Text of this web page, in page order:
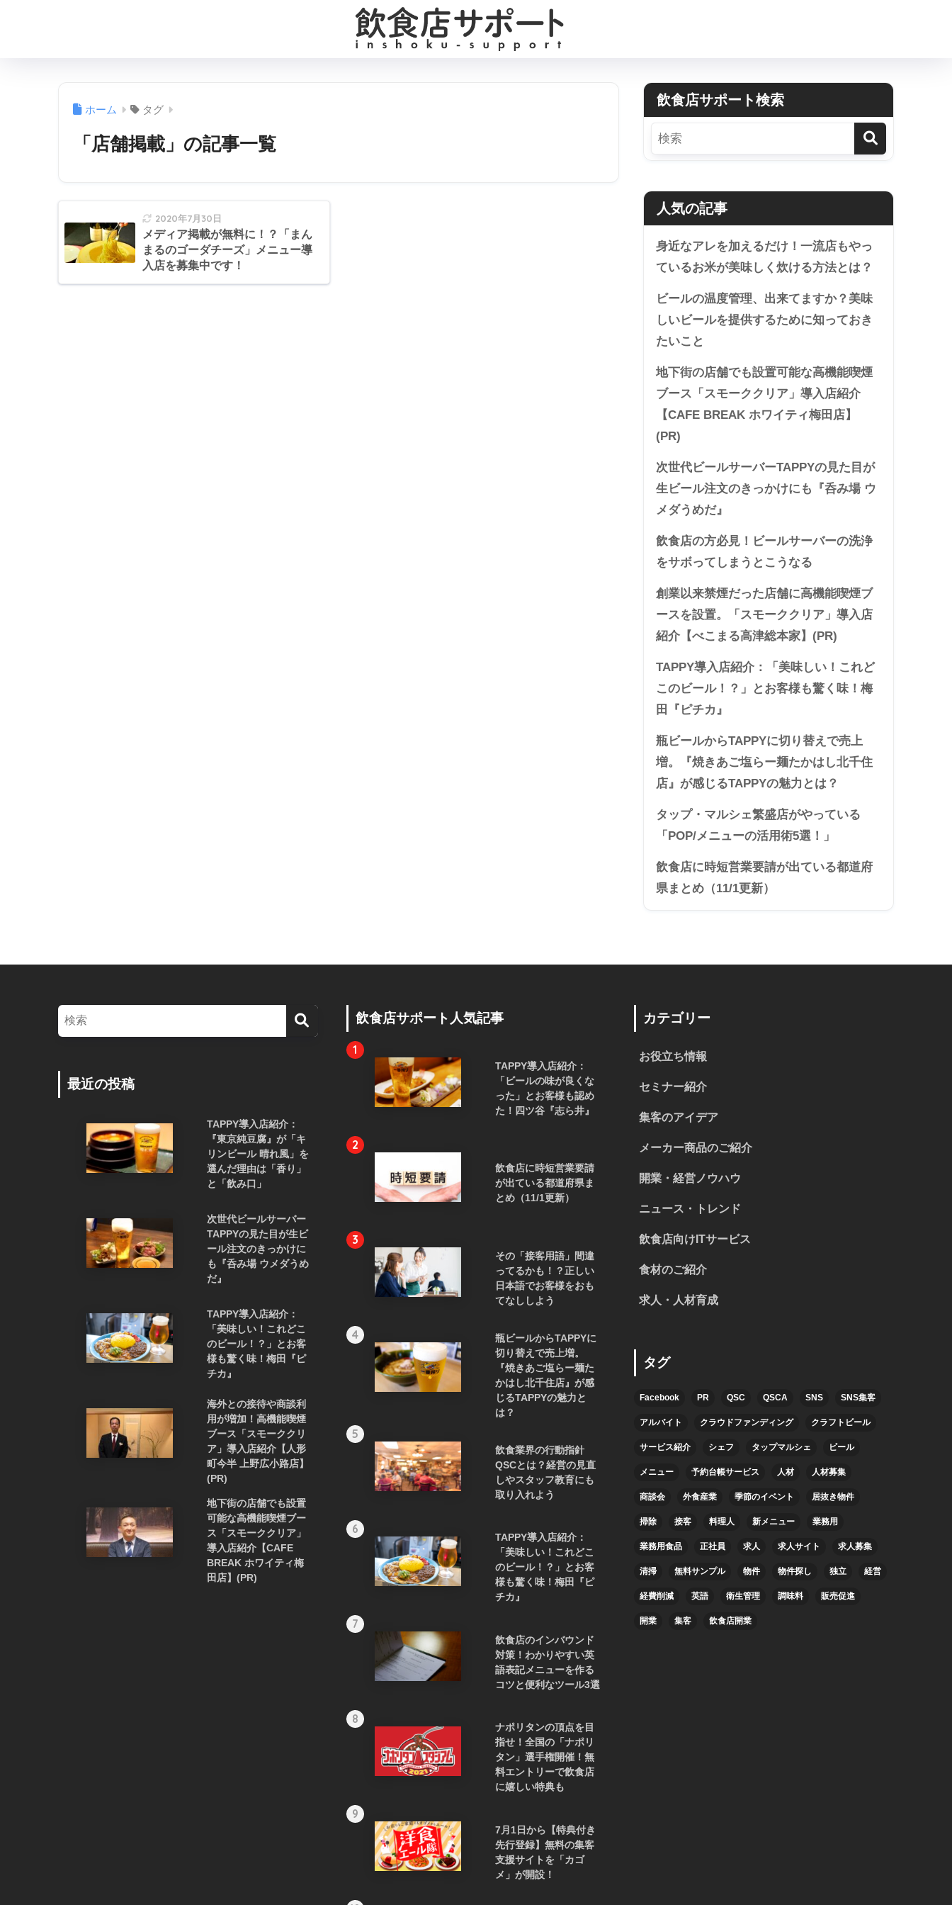
ホーム タグ
「店舗掲載」の記事一覧
2020年7月30日
メディア掲載が無料に！？「まん
まるのゴーダチーズ」メニュー導
入店を募集中です！
飲食店サポート検索
人気の記事
身近なアレを加えるだけ！一流店もやっ
ているお米が美味しく炊ける方法とは？
ビールの温度管理、出来てますか？美味
しいビールを提供するために知っておき
たいこと
地下街の店舗でも設置可能な高機能喫煙
ブース「スモーククリア」導入店紹介
【CAFE BREAK ホワイティ梅田店】
(PR)
次世代ビールサーバーTAPPYの見た目が
生ビール注文のきっかけにも『呑み場 ウ
メダうめだ』
飲食店の方必見！ビールサーバーの洗浄
をサボってしまうとこうなる
創業以来禁煙だった店舗に高機能喫煙ブ
ースを設置。「スモーククリア」導入店
紹介【べこまる高津総本家】(PR)
TAPPY導入店紹介：「美味しい！これど
このビール！？」とお客様も驚く味！梅
田『ピチカ』
瓶ビールからTAPPYに切り替えで売上
増。『焼きあご塩らー麺たかはし北千住
店』が感じるTAPPYの魅力とは？
タップ・マルシェ繁盛店がやっている
「POP/メニューの活用術5選！」
飲食店に時短営業要請が出ている都道府
県まとめ（11/1更新）
最近の投稿
TAPPY導入店紹介：
『東京純豆腐』が「キ
リンビール 晴れ風」を
選んだ理由は「香り」
と「飲み口」
次世代ビールサーバー
TAPPYの見た目が生ビ
ール注文のきっかけに
も『呑み場 ウメダうめ
だ』
TAPPY導入店紹介：
「美味しい！これどこ
のビール！？」とお客
様も驚く味！梅田『ピ
チカ』
海外との接待や商談利
用が増加！高機能喫煙
ブース「スモーククリ
ア」導入店紹介【人形
町今半 上野広小路店】
(PR)
地下街の店舗でも設置
可能な高機能喫煙ブー
ス「スモーククリア」
導入店紹介【CAFE
BREAK ホワイティ梅
田店】(PR)
飲食店サポート人気記事
1
TAPPY導入店紹介：
「ビールの味が良くな
った」とお客様も認め
た！四ツ谷『志ら井』
2
飲食店に時短営業要請
が出ている都道府県ま
とめ（11/1更新）
3
その「接客用語」間違
ってるかも！？正しい
日本語でお客様をおも
てなししよう
4
瓶ビールからTAPPYに
切り替えで売上増。
『焼きあご塩らー麺た
かはし北千住店』が感
じるTAPPYの魅力と
は？
5
飲食業界の行動指針
QSCとは？経営の見直
しやスタッフ教育にも
取り入れよう
6
TAPPY導入店紹介：
「美味しい！これどこ
のビール！？」とお客
様も驚く味！梅田『ピ
チカ』
7
飲食店のインバウンド
対策！わかりやすい英
語表記メニューを作る
コツと便利なツール3選
8
ナポリタンの頂点を目
指せ！全国の「ナポリ
タン」選手権開催！無
料エントリーで飲食店
に嬉しい特典も
9
7月1日から【特典付き
先行登録】無料の集客
支援サイトを「カゴ
メ」が開設！
カテゴリー
お役立ち情報
セミナー紹介
集客のアイデア
メーカー商品のご紹介
開業・経営ノウハウ
ニュース・トレンド
飲食店向けITサービス
食材のご紹介
求人・人材育成
タグ
Facebook PR QSC QSCA SNS SNS集客
アルバイト クラウドファンディング クラフトビール
サービス紹介 シェフ タップマルシェ ビール
メニュー 予約台帳サービス 人材 人材募集
商談会 外食産業 季節のイベント 居抜き物件
掃除 接客 料理人 新メニュー 業務用
業務用食品 正社員 求人 求人サイト 求人募集
清掃 無料サンプル 物件 物件探し 独立 経営
経費削減 英語 衛生管理 調味料 販売促進
開業 集客 飲食店開業